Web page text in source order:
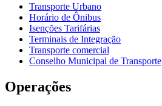
Transporte Urbano
Horário de Ônibus
Isenções Tarifárias
Terminais de Integração
Transporte comercial
Conselho Municipal de Transporte
Operações